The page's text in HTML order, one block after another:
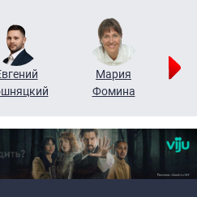
Мария
Фомина